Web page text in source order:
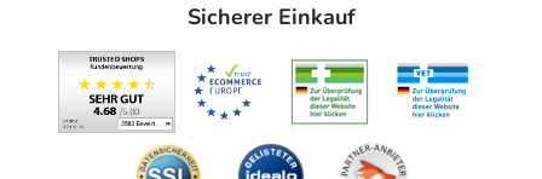
Sensibio H2O Eye tränken und damit die Augen und
Sensibio H2O getränkten Wattepad reinigen. Ohne
Abspülen.
Inhaltsstoffe
Sicherer Einkauf